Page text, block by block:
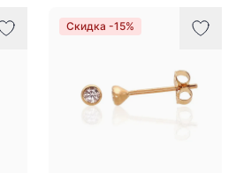
Скидка -15%